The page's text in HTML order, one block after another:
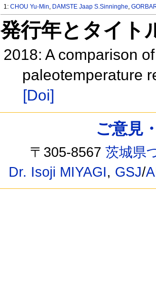
1:CHOU Yu-Min, DAMSTE Jaap S.Sinninghe,
発行年とタイト
2018: A comparison
paleotemperature
[Doi]
ご意見
〒305-8567茨城県
Dr. Isoji MIYAGI, GSJ/